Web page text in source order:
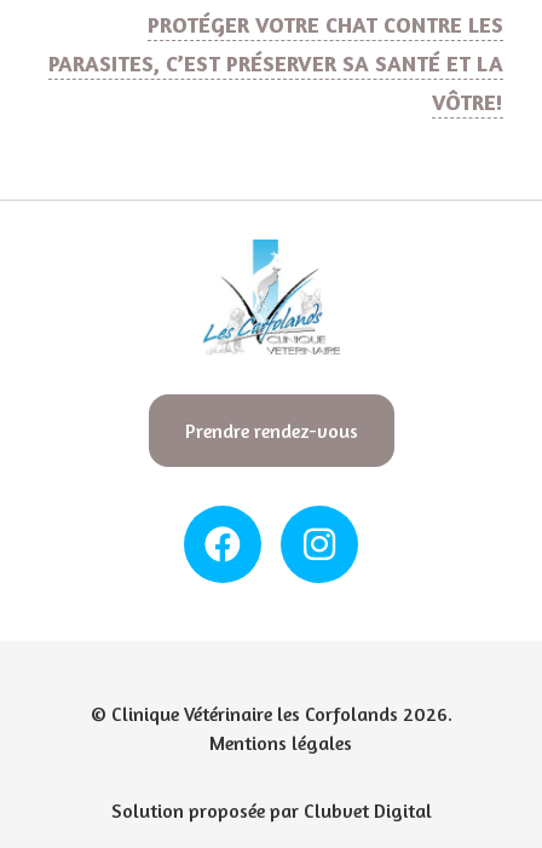
PROTÉGER VOTRE CHAT CONTRE LES
PARASITES, C’EST PRÉSERVER SA SANTÉ ET LA
VÔTRE!
Prendre rendez-vous
© Clinique Vétérinaire les Corfolands 2026.
Mentions légales
Solution proposée par Clubvet Digital